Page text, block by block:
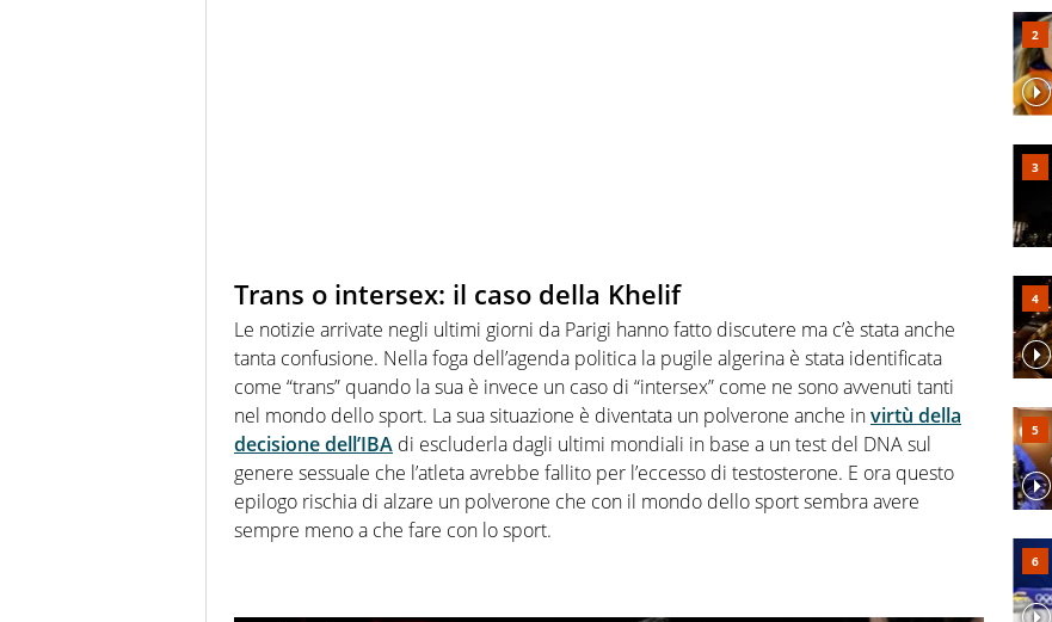
Trans o intersex: il caso della Khelif
Le notizie arrivate negli ultimi giorni da Parigi hanno fatto discutere ma c’è stata anche
tanta confusione. Nella foga dell’agenda politica la pugile algerina è stata identificata
come “trans” quando la sua è invece un caso di “intersex” come ne sono avvenuti tanti
nel mondo dello sport. La sua situazione è diventata un polverone anche invirtù della
decisione dell’IBA di escluderla dagli ultimi mondiali in base a un test del DNA sul
genere sessuale che l’atleta avrebbe fallito per l’eccesso di testosterone. E ora questo
epilogo rischia di alzare un polverone che con il mondo dello sport sembra avere
sempre meno a che fare con lo sport.